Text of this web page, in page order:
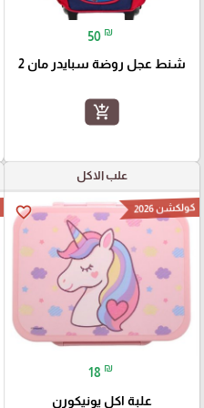
50 ₪
شنط عجل روضة سبايدر مان 2
add_shopping_cart
علب الاكل
favorite_border كولكشن 2026
18 ₪
علبة اكل يونيكورن